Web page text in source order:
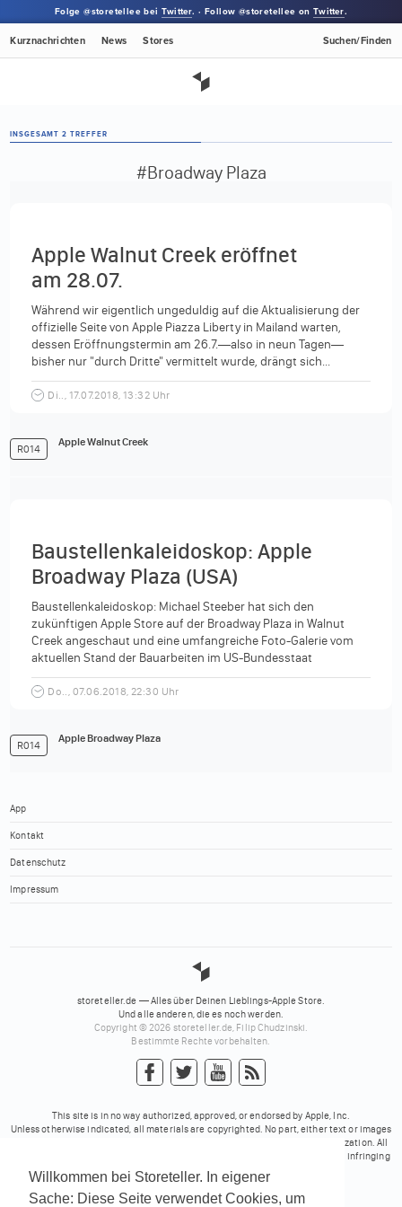
Willkommen bei Storeteller. In eigener
Sache: Diese Seite verwendet Cookies, um
Folge @storetellee beiTwitter. · Follow @storetellee onTwitter.
Kurznachrichten News Stores Suchen/Finden
INSGESAMT 2 TREFFER
#Broadway Plaza
Apple Walnut Creek eröffnet
am 28.07.
Während wir eigentlich ungeduldig auf die Aktualisierung der
offizielle Seite von Apple Piazza Liberty in Mailand warten,
dessen Eröffnungstermin am 26.7.—also in neun Tagen—
bisher nur "durch Dritte" vermittelt wurde, drängt sich...
Di.., 17.07.2018, 13:32 Uhr
R014
Apple Walnut Creek
Baustellenkaleidoskop: Apple
Broadway Plaza (USA)
Baustellenkaleidoskop: Michael Steeber hat sich den
zukünftigen Apple Store auf der Broadway Plaza in Walnut
Creek angeschaut und eine umfangreiche Foto-Galerie vom
aktuellen Stand der Bauarbeiten im US-Bundesstaat
Kalifornien veröffentlicht. Der im...
Do.., 07.06.2018, 22:30 Uhr
R014
Apple Broadway Plaza
App
Kontakt
Datenschutz
Impressum
storeteller.de — Alles über Deinen Lieblings-Apple Store.
Und alle anderen, die es noch werden.
Copyright © 2026 storeteller.de, Filip Chudzinski.
Bestimmte Rechte vorbehalten.
This site is in no way authorized, approved, or endorsed by Apple, Inc.
Unless otherwise indicated, all materials are copyrighted. No part, either text or images
may be used for any purpose other than personal use, unless explicit authorization. All
trademarks mentioned on these pages belong to their respective owners. No infringing
rights intended.